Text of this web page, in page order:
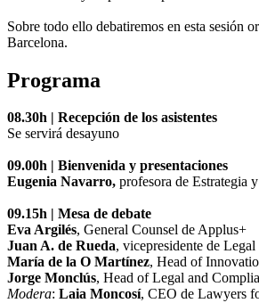
Sobre todo ello debatiremos en esta sesión
Barcelona.
Programa
08.30h | Recepción de los asistentes
Se servirá desayuno
09.00h | Bienvenida y presentaciones
Eugenia Navarro, profesora de Estrategia
09.15h | Mesa de debate
Eva Argilés, General Counsel de Applus+
Juan A. de Rueda, vicepresidente de
María de la O Martínez, Head of
Jorge Monclús, Head of Legal and
Modera: Laia Moncosí, CEO de Lawyers